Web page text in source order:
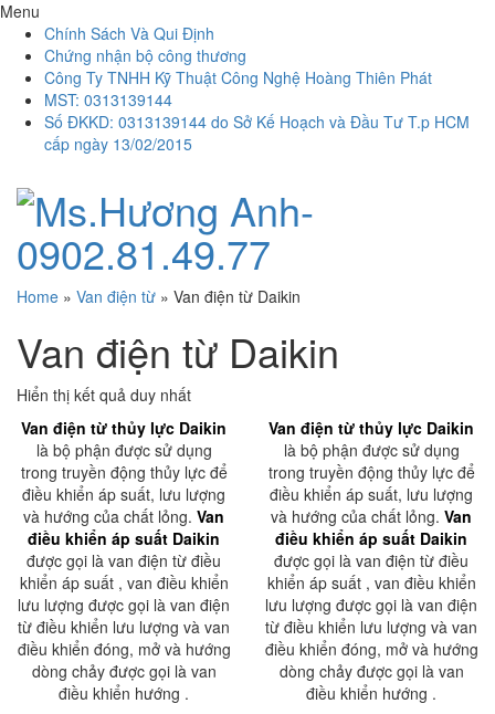
Menu
Chính Sách Và Qui Định
Chứng nhận bộ công thương
Công Ty TNHH Kỹ Thuật Công Nghệ Hoàng Thiên Phát
MST: 0313139144
Số ĐKKD: 0313139144 do Sở Kế Hoạch và Đầu Tư T.p HCM
cấp ngày 13/02/2015
Home » Van điện từ » Van điện từ Daikin
Van điện từ Daikin
Hiển thị kết quả duy nhất
Van điện từ thủy lực Daikin
là bộ phận được sử dụng
trong truyền động thủy lực để
điều khiển áp suất, lưu lượng
và hướng của chất lỏng. Van
điều khiển áp suất Daikin
được gọi là van điện từ điều
khiển áp suất , van điều khiển
lưu lượng được gọi là van điện
từ điều khiển lưu lượng và van
điều khiển đóng, mở và hướng
dòng chảy được gọi là van
điều khiển hướng .
Van điện từ thủy lực Daikin
là bộ phận được sử dụng
trong truyền động thủy lực để
điều khiển áp suất, lưu lượng
và hướng của chất lỏng. Van
điều khiển áp suất Daikin
được gọi là van điện từ điều
khiển áp suất , van điều khiển
lưu lượng được gọi là van điện
từ điều khiển lưu lượng và van
điều khiển đóng, mở và hướng
dòng chảy được gọi là van
điều khiển hướng .